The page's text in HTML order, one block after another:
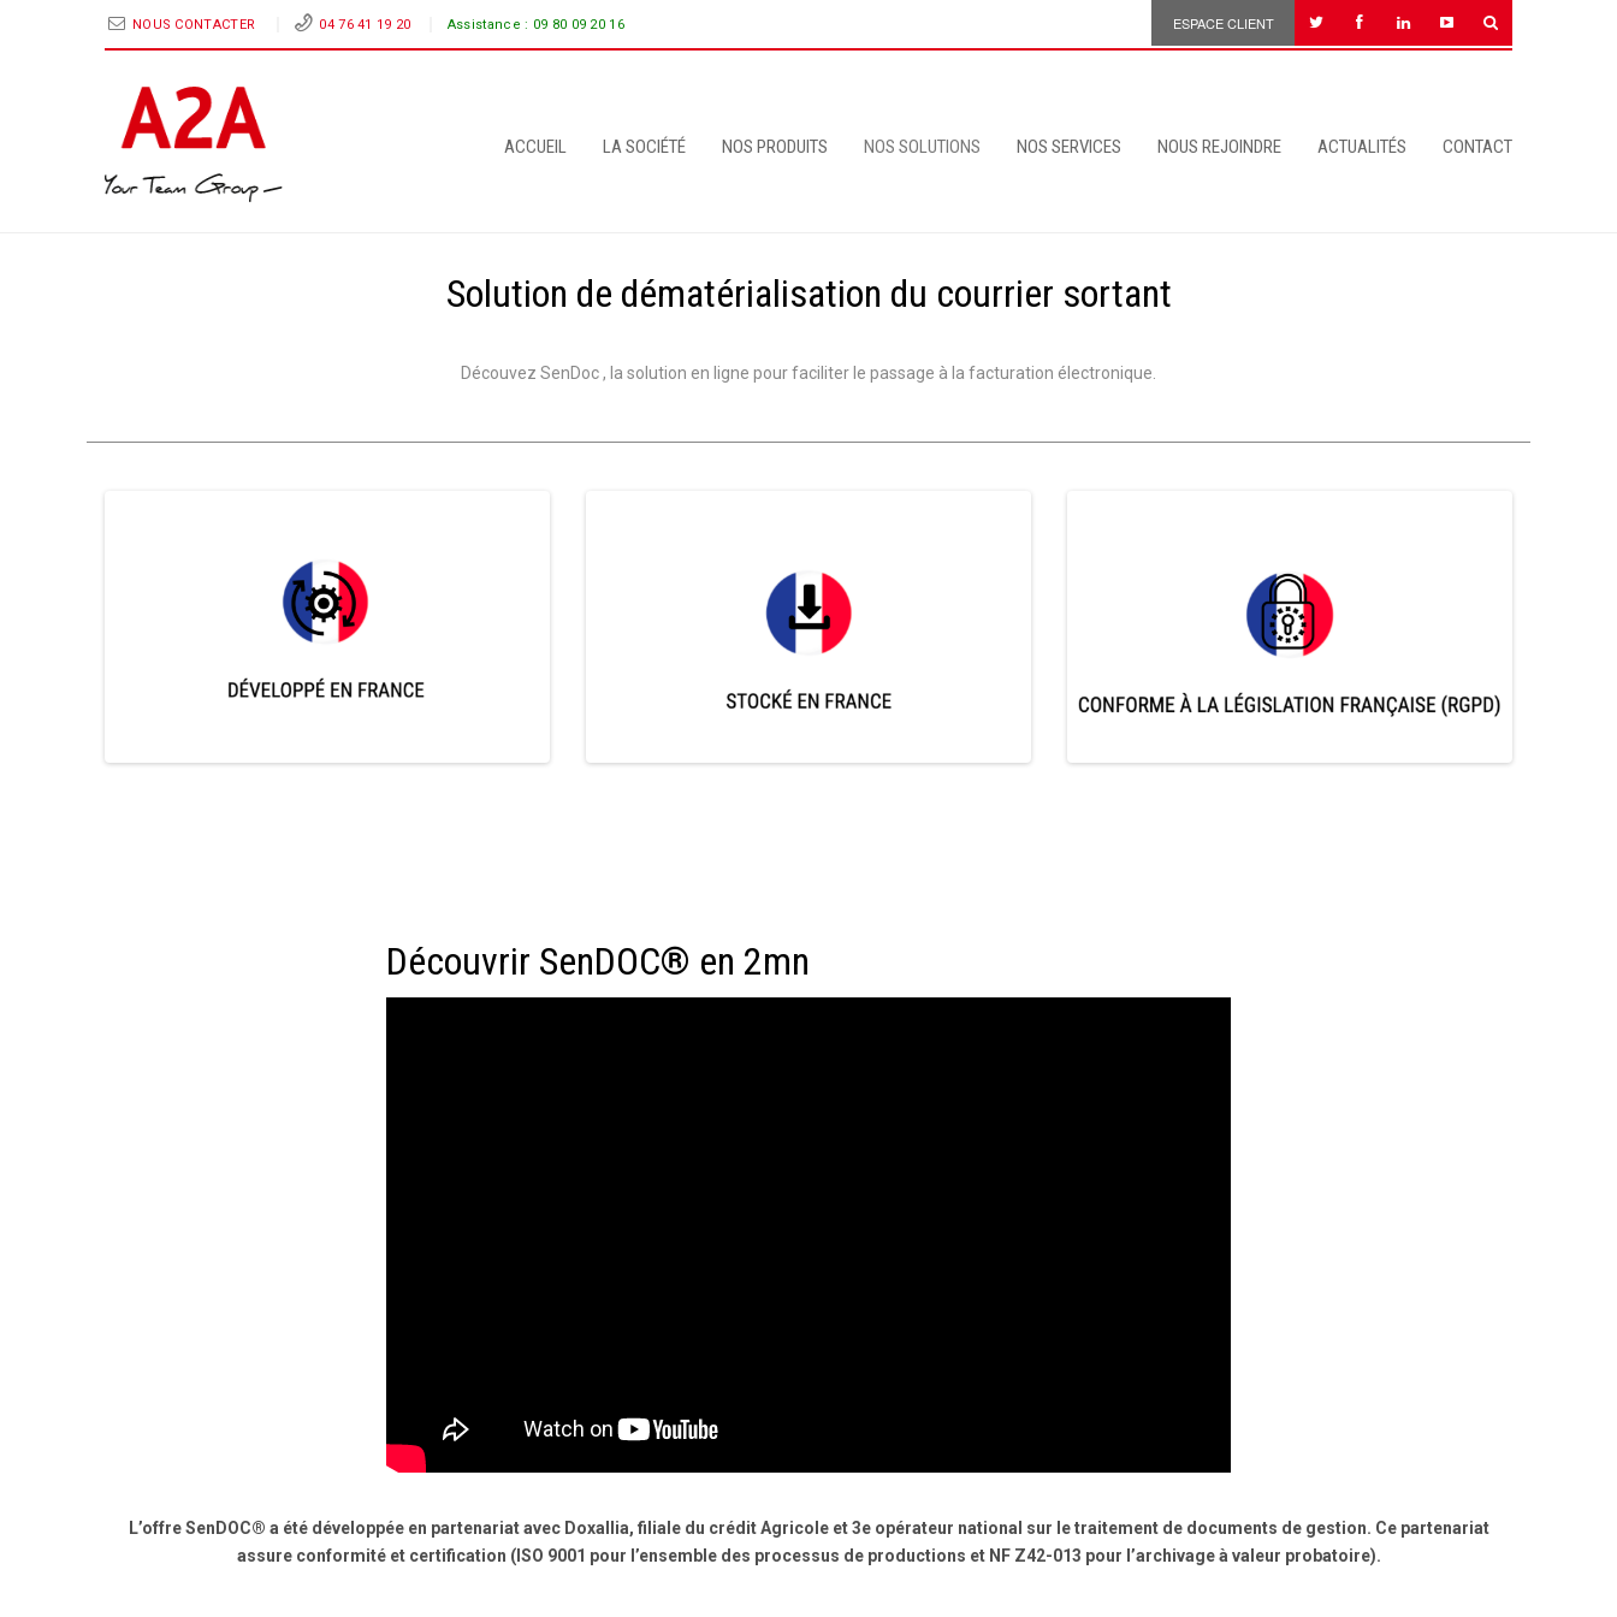
ESPACE CLIENT
NOUS CONTACTER 04 76 41 19 20 Assistance : 09 80 09 20 16
ACCUEIL LA SOCIÉTÉ NOS PRODUITS NOS SOLUTIONS NOS SERVICES NOUS REJOINDRE ACTUALITÉS CONTACT
Solution de dématérialisation du courrier sortant
Découvez SenDoc , la solution en ligne pour faciliter le passage à la facturation électronique.
Découvrir SenDOC® en 2mn
L’offre SenDOC® a été développée en partenariat avec Doxallia, filiale du crédit Agricole et 3e opérateur national sur le traitement de documents de gestion. Ce partenariat
assure conformité et certification (ISO 9001 pour l’ensemble des processus de productions et NF Z42-013 pour l’archivageà valeur probatoire).